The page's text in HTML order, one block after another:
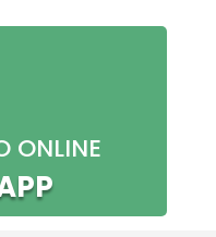
ONLINE